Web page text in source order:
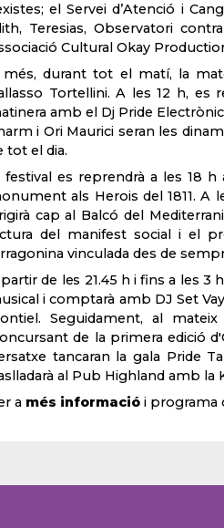
el Servei d’Atenció i
Teresias, Observatori
Cultural Okay
durant tot el matí, la
Tortellini. A les 12 h, es
amb el Dj Pride
i Ori Maurici seran les
tot el dia.
festival es reprendrà a les 18 h
als Herois del 1811. A
cap al Balcó del
del manifest social i el
vinculada des de
de les 21.45 h i fins a les 3
i comptarà amb DJ Set
Seguidament, al
de la primera edició
tancaran la gala Pride
al Pub Highland amb la
a més informació i programa